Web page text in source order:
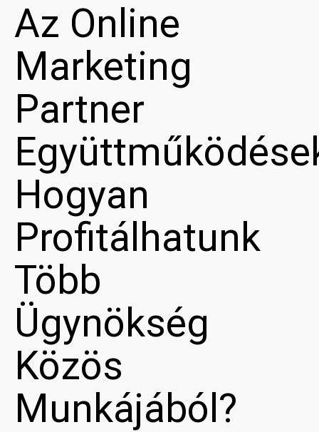
Az Online
Marketing
Partner
Hogyan
Profitálhatunk
Több
Ügynökség
Közös
Munkájából?